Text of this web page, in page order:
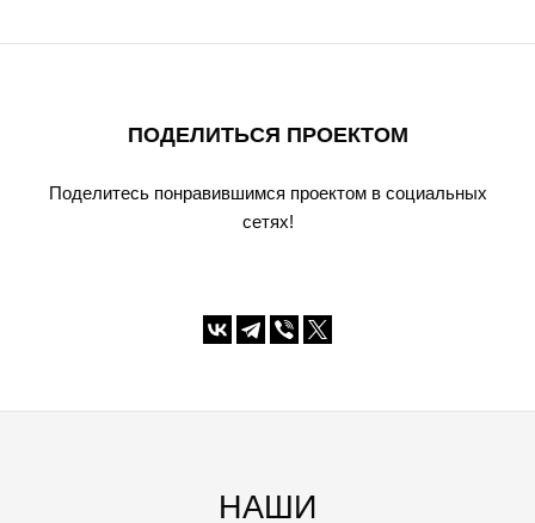
ПОДЕЛИТЬСЯ ПРОЕКТОМ
Поделитесь понравившимся проектом в социальных
сетях!
НАШИ